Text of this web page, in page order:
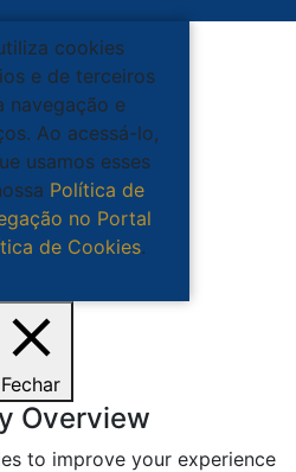
cookies
e de terceiros
navegação e
Ao acessá-lo,
usamos esses
Política de
no Portal
de Cookies.
Fechar
Overview
to improve your experience